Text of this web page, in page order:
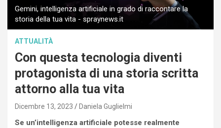
Gemini, intelligenza artificiale in grado di raccontare la
storia della tua vita - spraynews.it
ATTUALITÀ
Con questa tecnologia diventi
protagonista di una storia scritta
attorno alla tua vita
Dicembre 13, 2023 Daniela Guglielmi
Se un’intelligenza artificiale potesse realmente